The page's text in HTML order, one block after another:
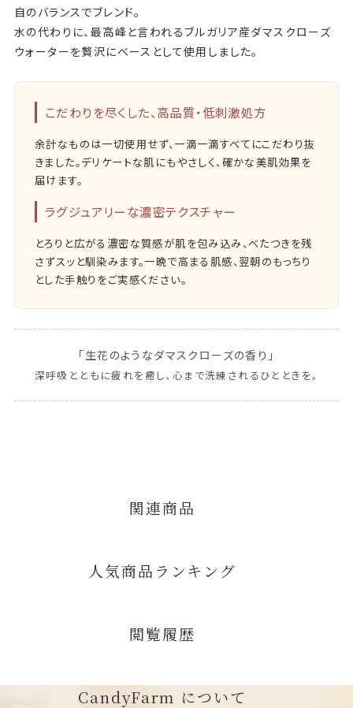
自のバランスでブレンド。
水の代わりに、最高峰と言われるブルガリア産ダマスクローズ
ウォーターを贅沢にベースとして使用しました。
こだわりを尽くした、高品質・低刺激処方
余計なものは一切使用せず、一滴一滴すべてにこだわり抜
きました。デリケートな肌にもやさしく、確かな美肌効果を
届けます。
ラグジュアリーな濃密テクスチャー
とろりと広がる濃密な質感が肌を包み込み、べたつきを残
さずスッと馴染みます。一晩で高まる肌感、翌朝のもっちり
とした手触りをご実感ください。
「生花のようなダマスクローズの香り」
深呼吸とともに疲れを癒し、心まで洗練されるひとときを。
関連商品
人気商品ランキング
閲覧履歴
CandyFarm について